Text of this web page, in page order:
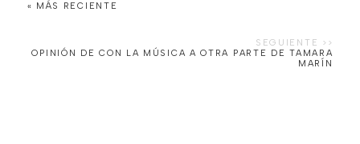
« MÁS RECIENTE
OPINIÓN DE CON LA MÚSICA A OTRA PARTE DE TAMARA
MARÍN